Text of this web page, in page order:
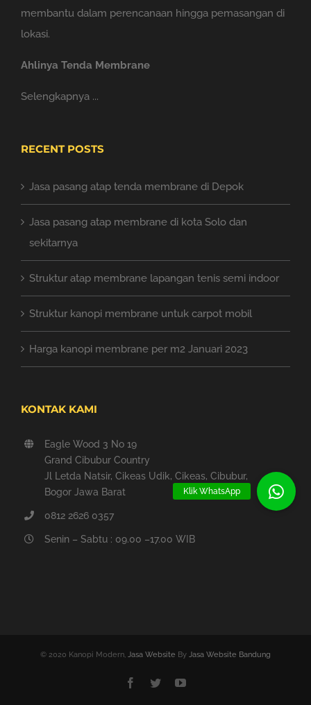
membantu dalam perencanaan hingga pemasangan di
lokasi.
Ahlinya Tenda Membrane
Selengkapnya ...
RECENT POSTS
Jasa pasang atap tenda membrane di Depok
Jasa pasang atap membrane di kota Solo dan
sekitarnya
Struktur atap membrane lapangan tenis semi indoor
Struktur kanopi membrane untuk carpot mobil
Harga kanopi membrane per m2 Januari 2023
KONTAK KAMI
Eagle Wood 3 No 19
Grand Cibubur Country
Jl Letda Natsir, Cikeas Udik, Cikeas, Cibubur,
Bogor Jawa Barat
0812 2626 0357
Senin – Sabtu : 09.00 –17.00 WIB
© 2020 Kanopi Modern, Jasa Website By Jasa Website Bandung
Facebook
TwitterYouTube
Klik WhatsApp